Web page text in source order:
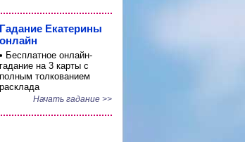
Гадание Екатерины
онлайн
• Бесплатное онлайн-
гадание на 3 карты с
полным толкованием
расклада
Начать гадание >>